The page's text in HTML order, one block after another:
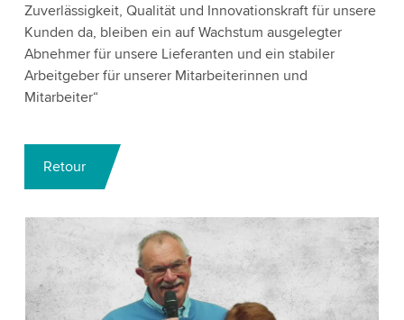
Zuverlässigkeit, Qualität und Innovationskraft für unsere
Kunden da, bleiben ein auf Wachstum ausgelegter
Abnehmer für unsere Lieferanten und ein stabiler
Arbeitgeber für unserer Mitarbeiterinnen und
Mitarbeiter“
Retour